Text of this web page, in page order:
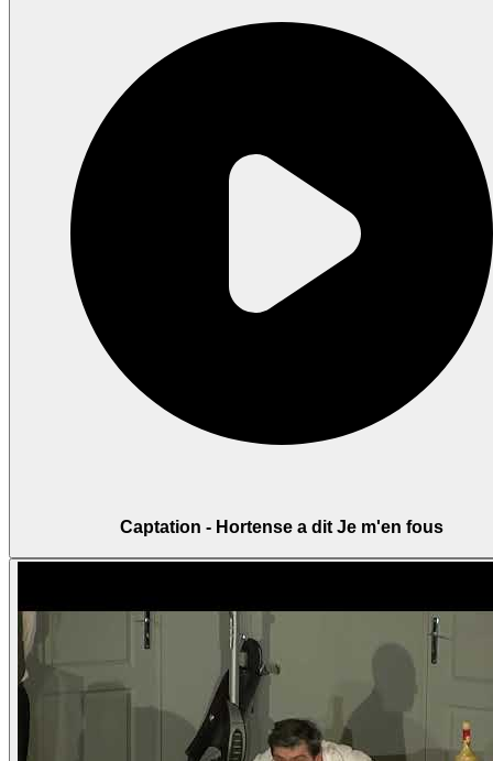
Captation - Hortense a dit Je m'en fous